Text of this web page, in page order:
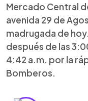
Mercado Central
avenida 29 de
madrugada de
después de las
4:42 a.m. por la
Bomberos.